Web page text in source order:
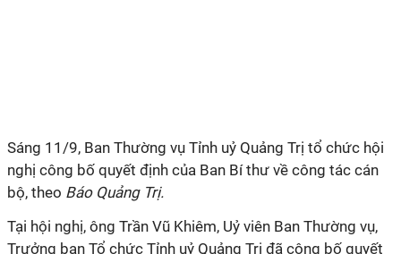
Sáng 11/9, Ban Thường vụ Tỉnh uỷ Quảng Trị tổ chức hội
nghị công bố quyết định của Ban Bí thư về công tác cán
bộ, theo Báo Quảng Trị.
Tại hội nghị, ông Trần Vũ Khiêm, Uỷ viên Ban Thường vụ,
Trưởng ban Tổ chức Tỉnh uỷ Quảng Trị đã công bố quyết